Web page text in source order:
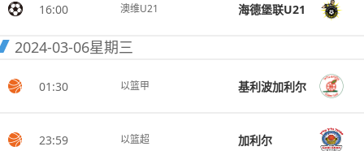
16:00 澳维U21 海德堡联U21
2024-03-06星期三
01:30 以篮甲 基利波加利尔
23:59 以篮超 加利尔